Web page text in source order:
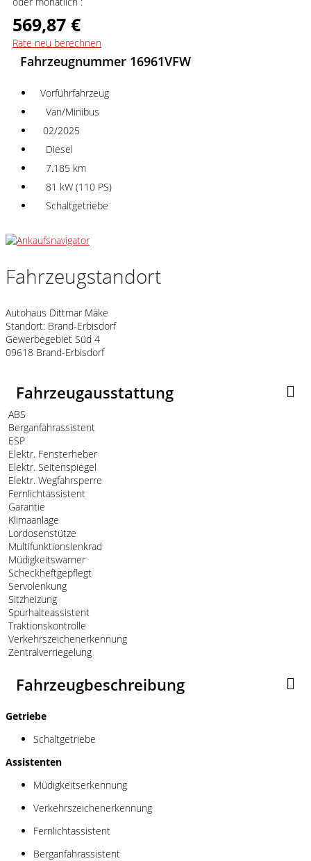
569,87 €
Rate neu berechnen
Fahrzeugnummer 16961VFW
Vorführfahrzeug
Van/Minibus
02/2025
Diesel
7.185 km
81 kW (110 PS)
Schaltgetriebe
Fahrzeugstandort
Autohaus Dittmar Mäke
Standort: Brand-Erbisdorf
Gewerbegebiet Süd 4
09618 Brand-Erbisdorf
Fahrzeugausstattung
ABS
Berganfahrassistent
ESP
Elektr. Fensterheber
Elektr. Seitenspiegel
Elektr. Wegfahrsperre
Fernlichtassistent
Garantie
Klimaanlage
Lordosenstütze
Multifunktionslenkrad
Müdigkeitswarner
Scheckheftgepflegt
Servolenkung
Sitzheizung
Spurhalteassistent
Traktionskontrolle
Verkehrszeichenerkennung
Zentralverriegelung
Fahrzeugbeschreibung
Getriebe
Schaltgetriebe
Assistenten
Müdigkeitserkennung
Verkehrszeichenerkennung
Fernlichtassistent
Berganfahrassistent